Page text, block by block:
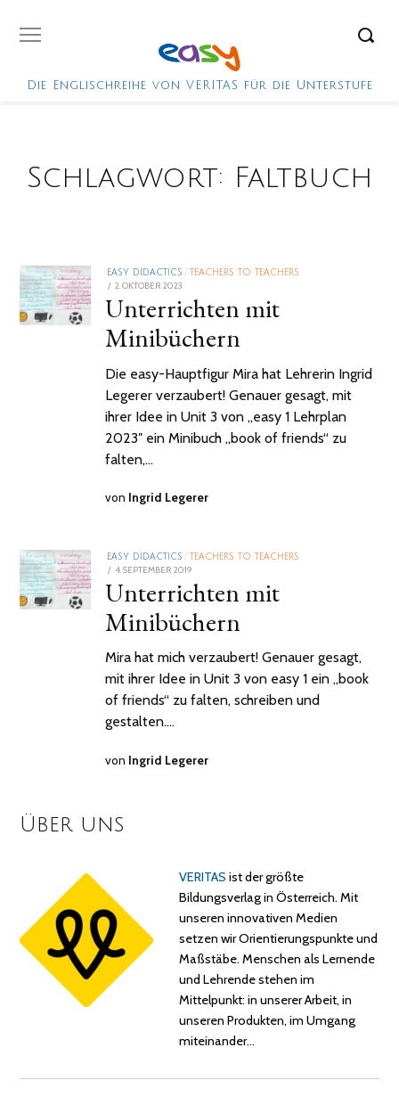
Die Englischreihe von VERITAS für die Unterstufe
Schlagwort: Faltbuch
EASY DIDACTICS TEACHERS TO TEACHERS
POSTED
ON
2. OKTOBER 2023
APRIL
2024
Unterrichten mit
Minibüchern
Die easy-Hauptfigur Mira hat Lehrerin Ingrid
Legerer verzaubert! Genauer gesagt, mit
ihrer Idee in Unit 3 von „easy 1 Lehrplan
2023″ ein Minibuch „book of friends“ zu
falten,…
von Ingrid Legerer
EASY DIDACTICS TEACHERS TO TEACHERS
POSTED
ON
4. SEPTEMBER 2019
FEBRUAR
2021
Unterrichten mit
Minibüchern
Mira hat mich verzaubert! Genauer gesagt,
mit ihrer Idee in Unit 3 von easy 1 ein „book
of friends“ zu falten, schreiben und
gestalten.…
von Ingrid Legerer
Über uns
VERITAS ist der größte
Bildungsverlag in Österreich. Mit
unseren innovativen Medien
setzen wir Orientierungspunkte und
Maßstäbe. Menschen als Lernende
und Lehrende stehen im
Mittelpunkt: in unserer Arbeit, in
unseren Produkten, im Umgang
miteinander…